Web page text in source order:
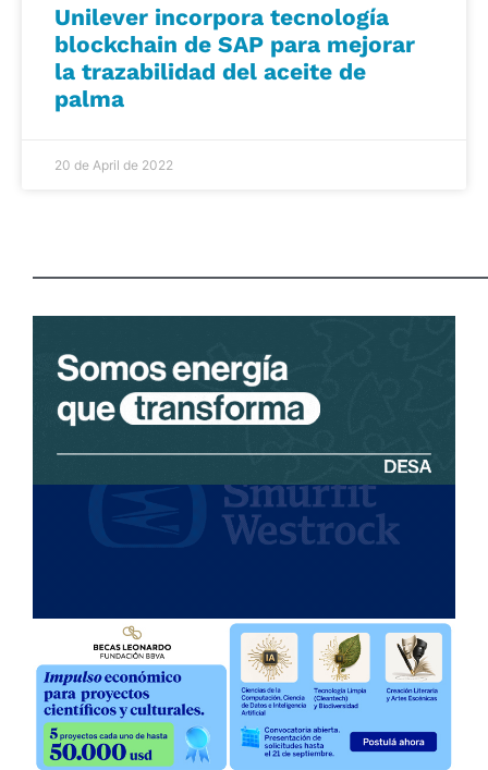
Unilever incorpora tecnología
blockchain de SAP para mejorar
la trazabilidad del aceite de
palma
20 de April de 2022